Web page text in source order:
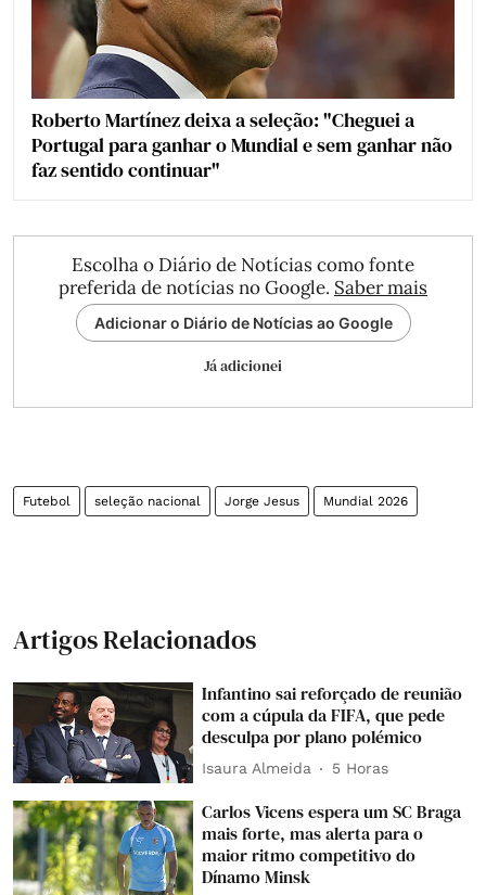
Roberto Martínez deixa a seleção: "Cheguei a
Portugal para ganhar o Mundial e sem ganhar não
faz sentido continuar"
Escolha o Diário de Notícias como fonte
preferida de notícias no Google. Saber mais
Adicionar o Diário de Notícias ao Google
Já adicionei
Futebol seleção nacional Jorge Jesus Mundial 2026
Artigos Relacionados
Infantino sai reforçado de reunião
com a cúpula da FIFA, que pede
desculpa por plano polémico
Isaura Almeida 5 Horas
Carlos Vicens espera um SC Braga
mais forte, mas alerta para o
maior ritmo competitivo do
Dínamo Minsk